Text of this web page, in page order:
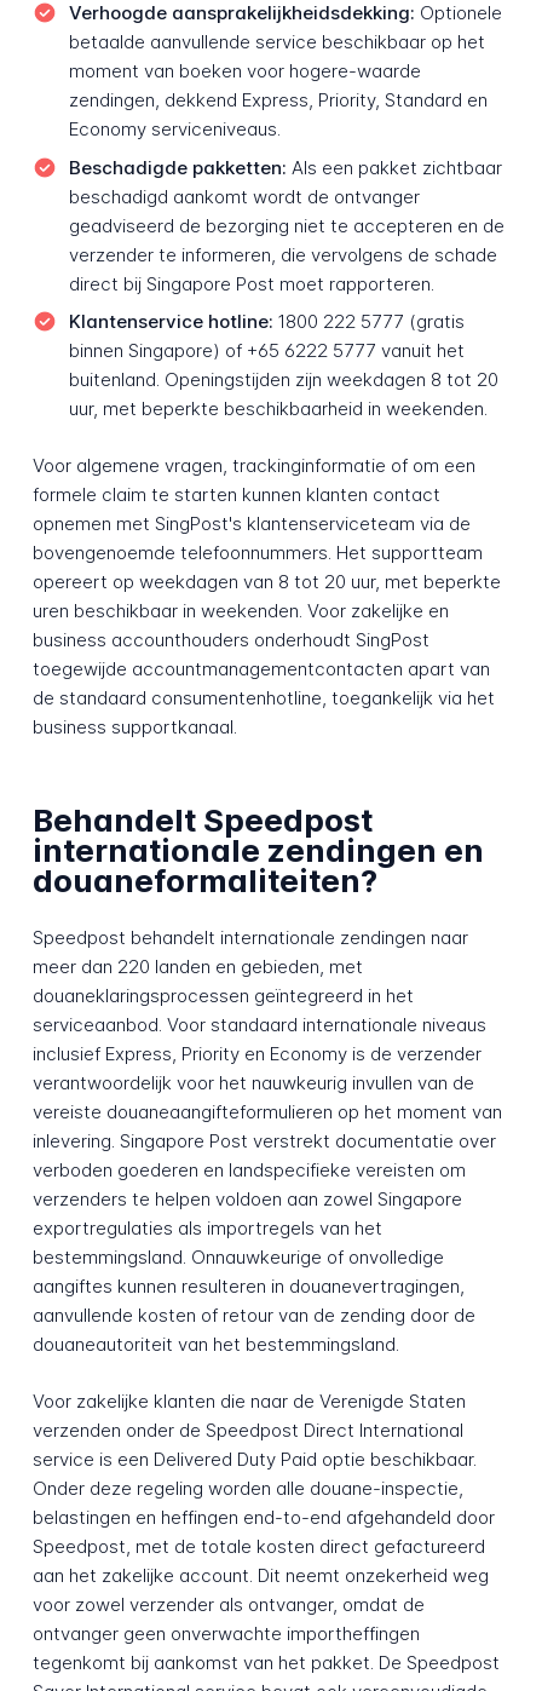
Verhoogde aansprakelijkheidsdekking: Optionele
betaalde aanvullende service beschikbaar op het
moment van boeken voor hogere-waarde
zendingen, dekkend Express, Priority, Standard en
Economy serviceniveaus.
Beschadigde pakketten: Als een pakket zichtbaar
beschadigd aankomt wordt de ontvanger
geadviseerd de bezorging niet te accepteren en de
verzender te informeren, die vervolgens de schade
direct bij Singapore Post moet rapporteren.
Klantenservice hotline: 1800 222 5777 (gratis
binnen Singapore) of +65 6222 5777 vanuit het
buitenland. Openingstijden zijn weekdagen 8 tot 20
uur, met beperkte beschikbaarheid in weekenden.
Voor algemene vragen, trackinginformatie of om een
formele claim te starten kunnen klanten contact
opnemen met SingPost's klantenserviceteam via de
bovengenoemde telefoonnummers. Het supportteam
opereert op weekdagen van 8 tot 20 uur, met beperkte
uren beschikbaar in weekenden. Voor zakelijke en
business accounthouders onderhoudt SingPost
toegewijde accountmanagementcontacten apart van
de standaard consumentenhotline, toegankelijk via het
business supportkanaal.
Behandelt Speedpost
internationale zendingen en
douaneformaliteiten?
Speedpost behandelt internationale zendingen naar
meer dan 220 landen en gebieden, met
douaneklaringsprocessen geïntegreerd in het
serviceaanbod. Voor standaard internationale niveaus
inclusief Express, Priority en Economy is de verzender
verantwoordelijk voor het nauwkeurig invullen van de
vereiste douaneaangifteformulieren op het moment van
inlevering. Singapore Post verstrekt documentatie over
verboden goederen en landspecifieke vereisten om
verzenders te helpen voldoen aan zowel Singapore
exportregulaties als importregels van het
bestemmingsland. Onnauwkeurige of onvolledige
aangiftes kunnen resulteren in douanevertragingen,
aanvullende kosten of retour van de zending door de
douaneautoriteit van het bestemmingsland.
Voor zakelijke klanten die naar de Verenigde Staten
verzenden onder de Speedpost Direct International
service is een Delivered Duty Paid optie beschikbaar.
Onder deze regeling worden alle douane-inspectie,
belastingen en heffingen end-to-end afgehandeld door
Speedpost, met de totale kosten direct gefactureerd
aan het zakelijke account. Dit neemt onzekerheid weg
voor zowel verzender als ontvanger, omdat de
ontvanger geen onverwachte importheffingen
tegenkomt bij aankomst van het pakket. De Speedpost